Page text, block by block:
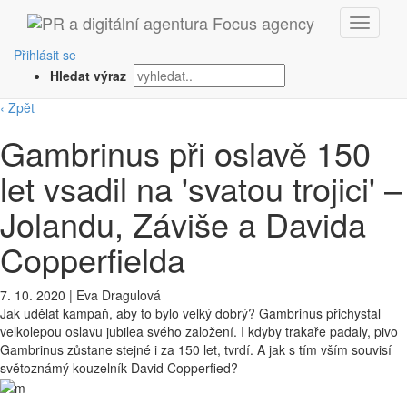
Přihlásit se
Hledat výraz
‹ Zpět
Gambrinus při oslavě 150
let vsadil na 'svatou trojici' –
Jolandu, Záviše a Davida
Copperfielda
7. 10. 2020 | Eva Dragulová
Jak udělat kampaň, aby to bylo velký dobrý? Gambrinus přichystal
velkolepou oslavu jubilea svého založení. I kdyby trakaře padaly, pivo
Gambrinus zůstane stejné i za 150 let, tvrdí. A jak s tím vším souvisí
světoznámý kouzelník David Copperfied?